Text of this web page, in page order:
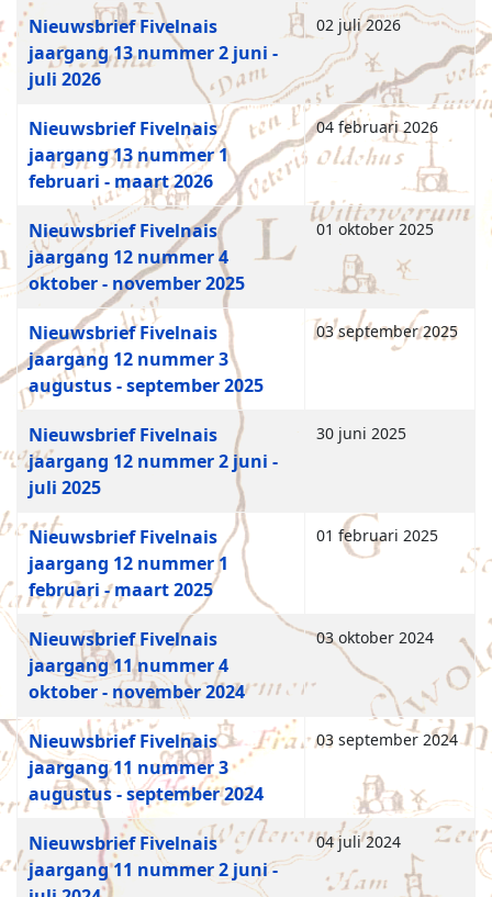
Artikelen
Nieuwsbrief Fivelnais
jaargang 13 nummer 2 juni -
juli 2026
02 juli 2026
Nieuwsbrief Fivelnais
jaargang 13 nummer 1
februari - maart 2026
04 februari 2026
Nieuwsbrief Fivelnais
jaargang 12 nummer 4
oktober - november 2025
01 oktober 2025
Nieuwsbrief Fivelnais
jaargang 12 nummer 3
augustus - september 2025
03 september 2025
Nieuwsbrief Fivelnais
jaargang 12 nummer 2 juni -
juli 2025
30 juni 2025
Nieuwsbrief Fivelnais
jaargang 12 nummer 1
februari - maart 2025
01 februari 2025
Nieuwsbrief Fivelnais
jaargang 11 nummer 4
oktober - november 2024
03 oktober 2024
Nieuwsbrief Fivelnais
jaargang 11 nummer 3
augustus - september 2024
03 september 2024
Nieuwsbrief Fivelnais
jaargang 11 nummer 2 juni -
04 juli 2024